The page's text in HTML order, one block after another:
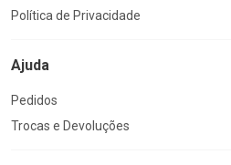
Política de Privacidade
Ajuda
Pedidos
Trocas e Devoluções